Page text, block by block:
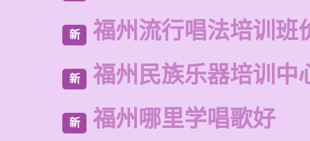
新 福州流行唱法培训班
新 福州民族乐器培训中
新 福州哪里学唱歌好